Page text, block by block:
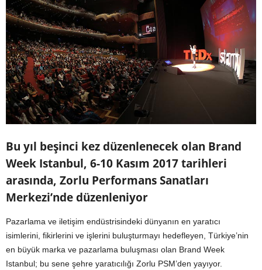
Bu yıl beşinci kez düzenlenecek olan Brand
Week Istanbul, 6-10 Kasım 2017 tarihleri
arasında, Zorlu Performans Sanatları
Merkezi’nde düzenleniyor
Pazarlama ve iletişim endüstrisindeki dünyanın en yaratıcı
isimlerini, fikirlerini ve işlerini buluşturmayı hedefleyen, Türkiye’nin
en büyük marka ve pazarlama buluşması olan Brand Week
Istanbul; bu sene şehre yaratıcılığı Zorlu PSM’den yayıyor.